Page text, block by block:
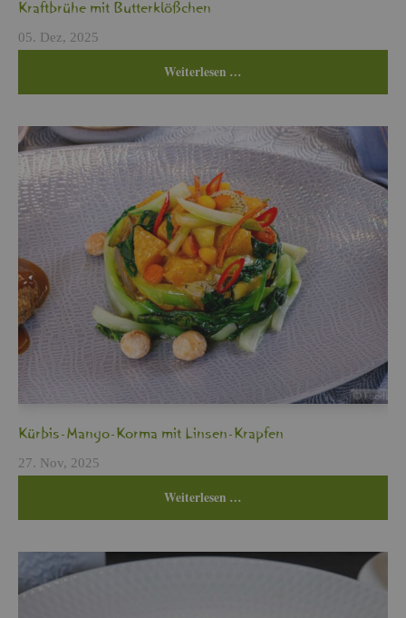
Kraft­brü­he mit But­ter­klö­ßchen
05. Dez, 2025
Wei­ter­le­sen …
Kür­bis-Mango-Korma mit Lin­sen-Krap­fen
27. Nov, 2025
Wei­ter­le­sen …